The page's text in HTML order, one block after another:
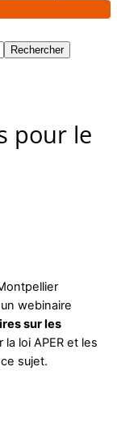
pour le
webinaire
sur les
loi APER et les
sujet.